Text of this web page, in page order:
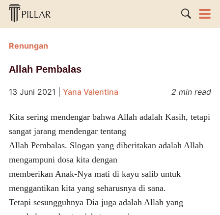
Renungan
Allah Pembalas
13 Juni 2021 Yana Valentina 2 min read
Kita sering mendengar bahwa Allah adalah Kasih, tetapi
sangat jarang mendengar tentang
Allah Pembalas. Slogan yang diberitakan adalah Allah
mengampuni dosa kita dengan
memberikan Anak-Nya mati di kayu salib untuk
menggantikan kita yang seharusnya di sana.
Tetapi sesungguhnya Dia juga adalah Allah yang